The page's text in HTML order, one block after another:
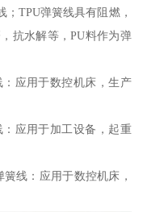
TPU弹簧线具有阻燃，
抗水解等，PU料作为弹
应用于数控机床，生产
应用于加工设备，起重
线：应用于数控机床，